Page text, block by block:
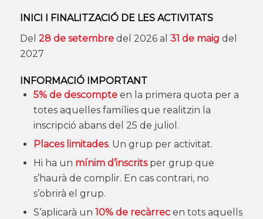
INICI I FINALITZACIÓ DE LES ACTIVITATS
Del 28 de setembredel 2026 al 31 de maig del
2027
INFORMACIÓ IMPORTANT
5% de descompteen la primera quota per a
totes aquelles famílies que realitzin la
inscripció abans del 25 de juliol.
Places limitades. Un grup per activitat.
Hi ha un mínim d’inscritsper grup que
s’haurà de complir. En cas contrari, no
s’obrirà el grup.
S’aplicarà un 10% de recàrrecen tots aquells